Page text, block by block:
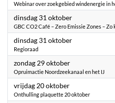
Webinar over zoekgebied windenergie in
dinsdag 31 oktober2023
GBC CO2 Café – Zero Emissie Zones – Zo
dinsdag 31 oktober2023
Regioraad
zondag 29 oktober2023
Opruimactie Noordzeekanaal en het IJ
vrijdag 20 oktober2023
Onthulling plaquette 20 oktober